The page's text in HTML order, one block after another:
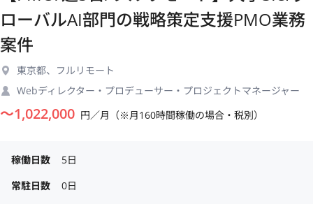
ローバルAI部門の戦略策定支援PMO業務
案件
東京都、フルリモート
Webディレクター・プロデューサー・プロジェクトマネージャー
〜1,022,000 円／月（※月160時間稼働の場合・税別）
稼働日数
5日
常駐日数
0日